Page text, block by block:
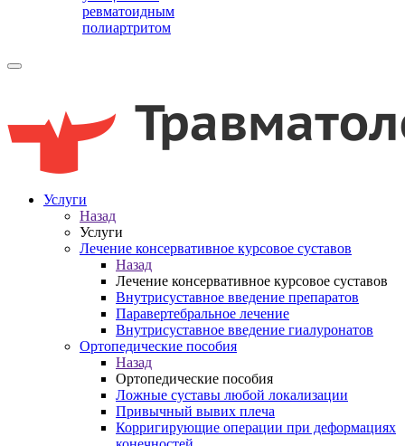
ревматоидным
полиартритом
Услуги
Назад
Услуги
Лечение консервативное курсовое суставов
Назад
Лечение консервативное курсовое суставов
Внутрисуставное введение препаратов
Паравертебральное лечение
Внутрисуставное введение гиалуронатов
Ортопедические пособия
Назад
Ортопедические пособия
Ложные суставы любой локализации
Привычный вывих плеча
Корригирующие операции при деформациях